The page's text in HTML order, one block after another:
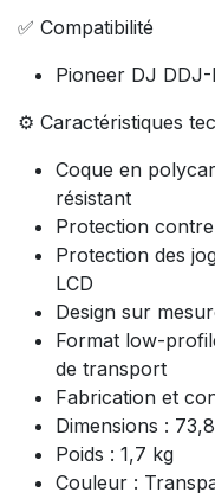
✅ Compatibilité
Pioneer DJ DDJ-
⚙️ Caractéristiques
Coque en
résistant
Protection
Protection des
LCD
Design sur
Format low-
de transport
Fabrication et
Dimensions :
Poids : 1,7 kg
Couleur :